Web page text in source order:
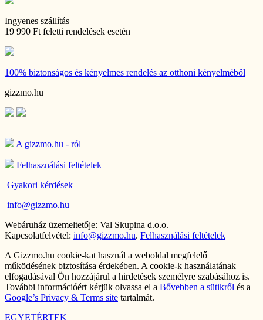
Ingyenes szállítás
19 990 Ft feletti rendelések esetén
100% biztonságos és kényelmes rendelés az otthoni kényelméből
gizzmo.hu
A gizzmo.hu - ról
Felhasználási feltételek
Gyakori kérdések
info@gizzmo.hu
Webáruház üzemeltetője: Val Skupina d.o.o.
Kapcsolatfelvétel: info@gizzmo.hu. Felhasználási feltételek
A Gizzmo.hu cookie-kat használ a weboldal megfelelő
működésének biztosítása érdekében. A cookie-k használatának
elfogadásával Ön hozzájárul a hirdetések személyre szabásához is.
További információért kérjük olvassa el a Bővebben a sütikről és a
Google’s Privacy & Terms site tartalmát.
EGYETÉRTEK